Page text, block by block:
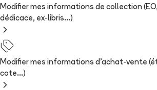
Modifier mes informations de collection
dédicace, ex-libris...)
Modifier mes informations d'achat-vente
cote...)